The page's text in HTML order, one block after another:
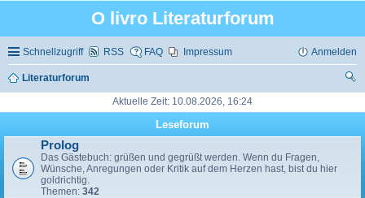
O livro Literaturforum
Schnellzugriff RSS FAQ Impressum Anmelden
Literaturforum
Aktuelle Zeit: 10.08.2026, 16:24
Leseforum
Prolog
Das Gästebuch: grüßen und gegrüßt werden. Wenn du Fragen,
Wünsche, Anregungen oder Kritik auf dem Herzen hast, bist du hier
goldrichtig.
Themen: 342